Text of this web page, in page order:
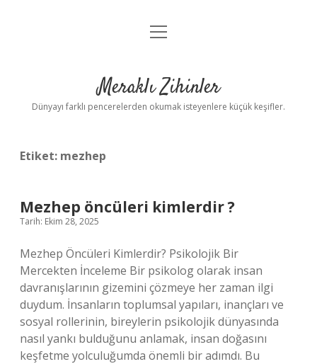
Anasayfa
Yasal Uyarı
menüyü
Meraklı Zihinler
Dünyayı farklı pencerelerden okumak isteyenlere küçük keşifler.
Etiket: mezhep
Mezhep öncüleri kimlerdir ?
Tarih: Ekim 28, 2025
Mezhep Öncüleri Kimlerdir? Psikolojik Bir
Mercekten İnceleme Bir psikolog olarak insan
davranışlarının gizemini çözmeye her zaman ilgi
duydum. İnsanların toplumsal yapıları, inançları ve
sosyal rollerinin, bireylerin psikolojik dünyasında
nasıl yankı bulduğunu anlamak, insan doğasını
keşfetme yolculuğumda önemli bir adımdı. Bu